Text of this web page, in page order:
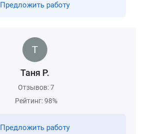
Предложить работу
Таня Р.
Отзывов: 7
Рейтинг: 98%
Предложить работу